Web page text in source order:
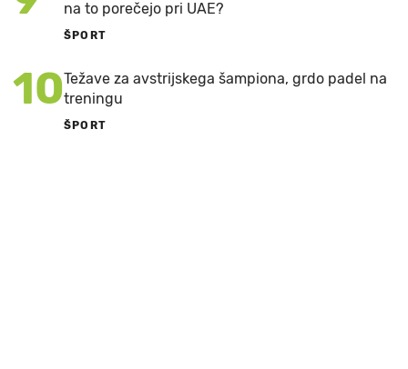
na to porečejo pri UAE?
ŠPORT
10Težave za avstrijskega šampiona, grdo padel na
treningu
ŠPORT